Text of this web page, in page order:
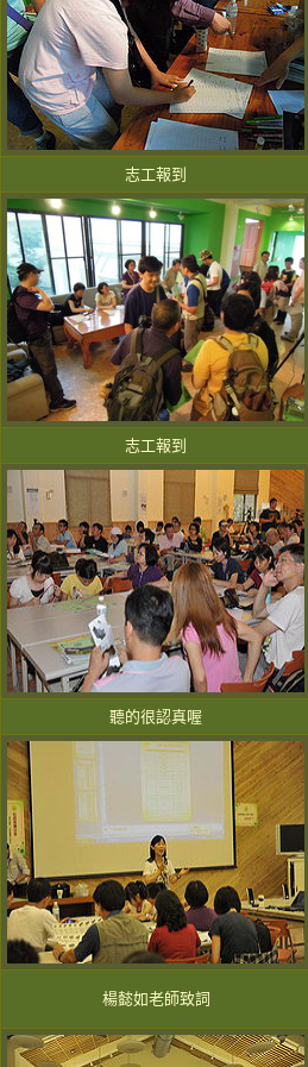
志工報到
志工報到
聽的很認真喔
楊懿如老師致詞